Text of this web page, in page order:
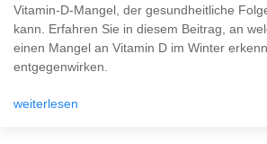
Vitamin-D-Mangel, der gesundheitliche
kann. Erfahren Sie in diesem Beitrag, an
einen Mangel an Vitamin D im Winter
entgegenwirken.
weiterlesen